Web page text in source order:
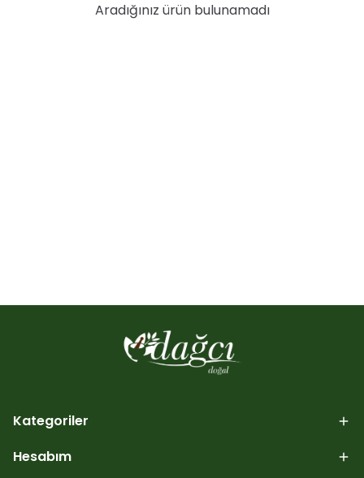
Aradığınız ürün bulunamadı
Kategoriler
Hesabım